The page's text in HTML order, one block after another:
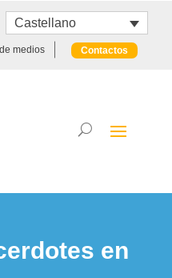
Castellano
medios Contactos
en